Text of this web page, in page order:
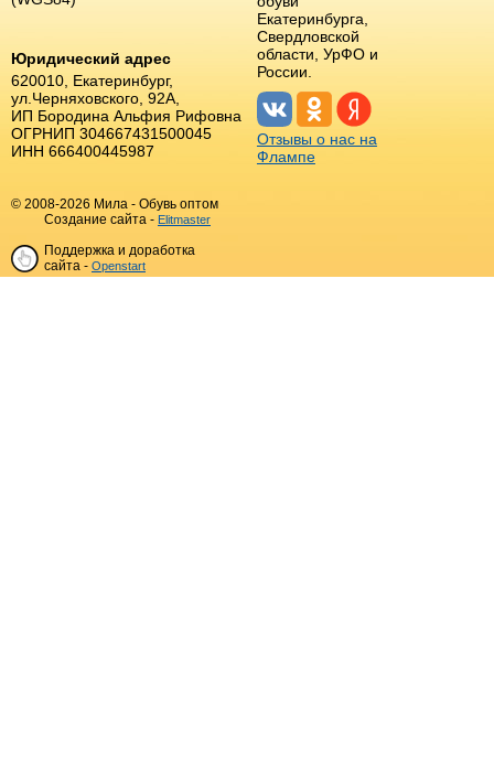
Юридический адрес
620010, Екатеринбург,
ул.Черняховского, 92А,
ИП Бородина Альфия Рифовна
ОГРНИП 304667431500045
ИНН 666400445987
Екатеринбурга,
Свердловской
области, УрФО и
России.
Отзывы о нас на
Флампе
© 2008-2026 Мила - Обувь оптом
Создание сайта - Elitmaster
Поддержка и доработка
сайта - Openstart